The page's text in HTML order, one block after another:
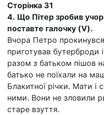
Сторінка 31
4. Що Пітер зробив
поставте галочку (V).
Вчора Петро прокинувся
приготував бутерброди
разом з батьком пішов
батько не поїхали на
Блакитної річки. Мати і
ними. Вони не зловили
старе взуття.